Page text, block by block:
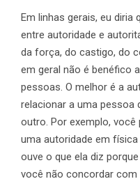
Em linhas gerais, eu
entre autoridade e
da força, do castigo, do
em geral não é benéfico
pessoas. O melhor é a
relacionar a uma pessoa
outro. Por exemplo, você
uma autoridade em
ouve o que ela diz
você não concordar com